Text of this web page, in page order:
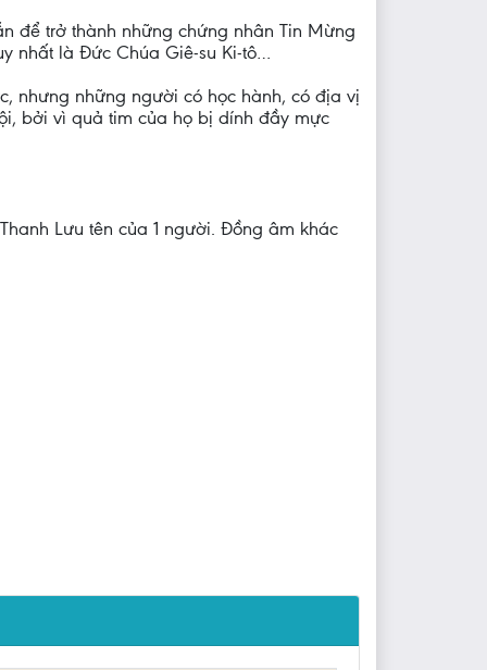
để trở thành những chứng nhân Tin Mừng
nhất là Đức Chúa Giê-su Ki-tô…
nhưng những người có học hành, có địa vị
bởi vì quả tim của họ bị dính đầy mực
Lưu tên của 1 người. Đồng âm khác